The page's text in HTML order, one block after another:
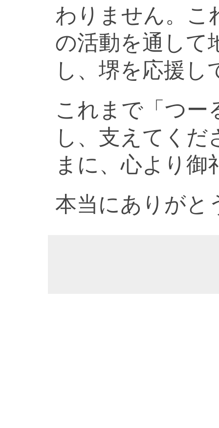
わりません。こ
の活動を通して
し、堺を応援し
これまで「つー
し、支えてく
まに、心より御
本当にありがと